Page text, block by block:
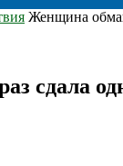
Женщина
сдала